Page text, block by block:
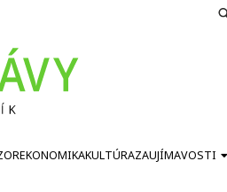
EKONOMIKAKULTÚRAZAUJÍMAVOSTI